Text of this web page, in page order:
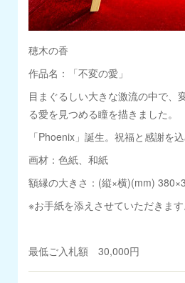
穂木の香
作品名：「不変の愛」
目まぐるしい大きな激流の中で、
る愛を見つめる瞳を描きました。
「Phoenix」誕生。祝福と感謝を込
画材：色紙、和紙
額縁の大きさ：(縦×横)(mm)
※お手紙を添えさせていただきます
最低ご入札額 30,000円